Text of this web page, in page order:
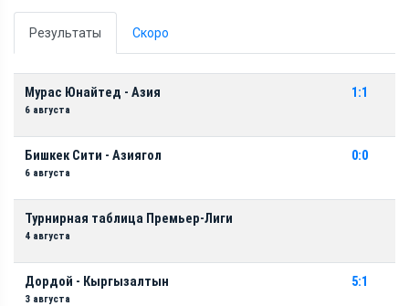
Результаты Скоро
Мурас Юнайтед - Азия
6 августа
1:1
Бишкек Сити - Азиягол
6 августа
0:0
Турнирная таблица Премьер-Лиги
4 августа
Дордой - Кыргызалтын
3 августа
5:1